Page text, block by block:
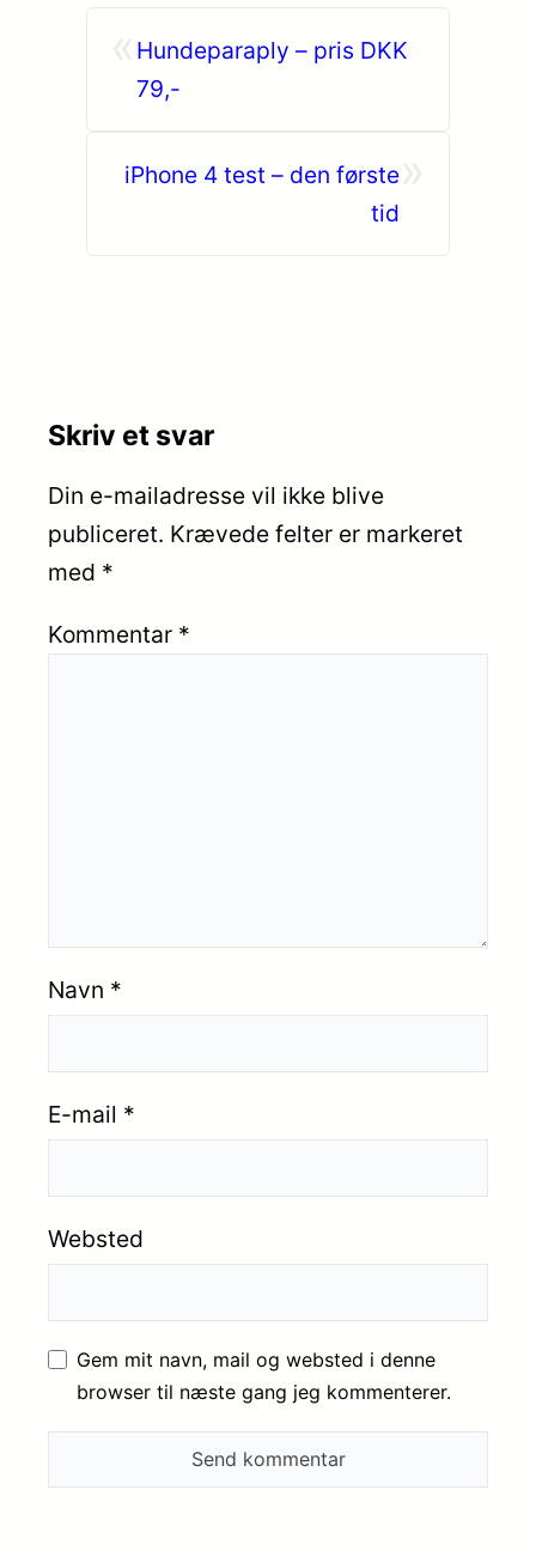
Hundeparaply – pris DKK
79,-
iPhone 4 test – den første
tid
Skriv et svar
Din e-mailadresse vil ikke blive
publiceret. Krævede felter er markeret
med *
Kommentar *
Navn *
E-mail *
Websted
Gem mit navn, mail og websted i denne
browser til næste gang jeg kommenterer.